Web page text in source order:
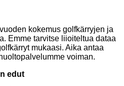
kokemus golfkärryjen ja
Emme tarvitse liioiteltua dataa
mukaasi. Aika antaa
voiman.
edut